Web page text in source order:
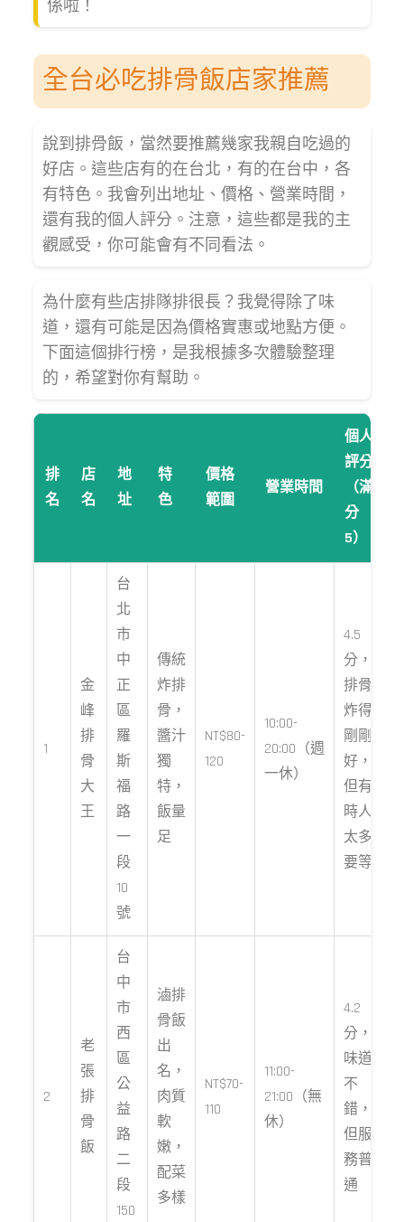
係啦！
全台必吃排骨飯店家推薦
說到排骨飯，當然要推薦幾家我親自吃過的
好店。這些店有的在台北，有的在台中，各
有特色。我會列出地址、價格、營業時間，
還有我的個人評分。注意，這些都是我的主
觀感受，你可能會有不同看法。
為什麼有些店排隊排很長？我覺得除了味
道，還有可能是因為價格實惠或地點方便。
下面這個排行榜，是我根據多次體驗整理
的，希望對你有幫助。
排
名
店
名
地
址
特
色
價格
範圍
營業時間
個人
評分
（滿
分
5）
1
金
峰
排
骨
大
王
台
北
市
中
正
區
羅
斯
福
路
一
段
10
號
傳統
炸排
骨，
醬汁
獨
特，
飯量
足
NT$80-
120
10:00-
20:00（週
一休）
4.5
分，
排骨
炸得
剛剛
好，
但有
時人
太多
要等
2
老
張
排
骨
飯
台
中
市
西
區
公
益
路
二
段
150
滷排
骨飯
出
名，
肉質
軟
嫩，
配菜
多樣
NT$70-
110
11:00-
21:00（無
休）
4.2
分，
味道
不
錯，
但服
務普
通